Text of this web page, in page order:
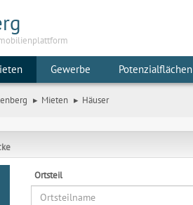
Gewerbe Potenzialflächen
Mieten Häuser
Ortsteil